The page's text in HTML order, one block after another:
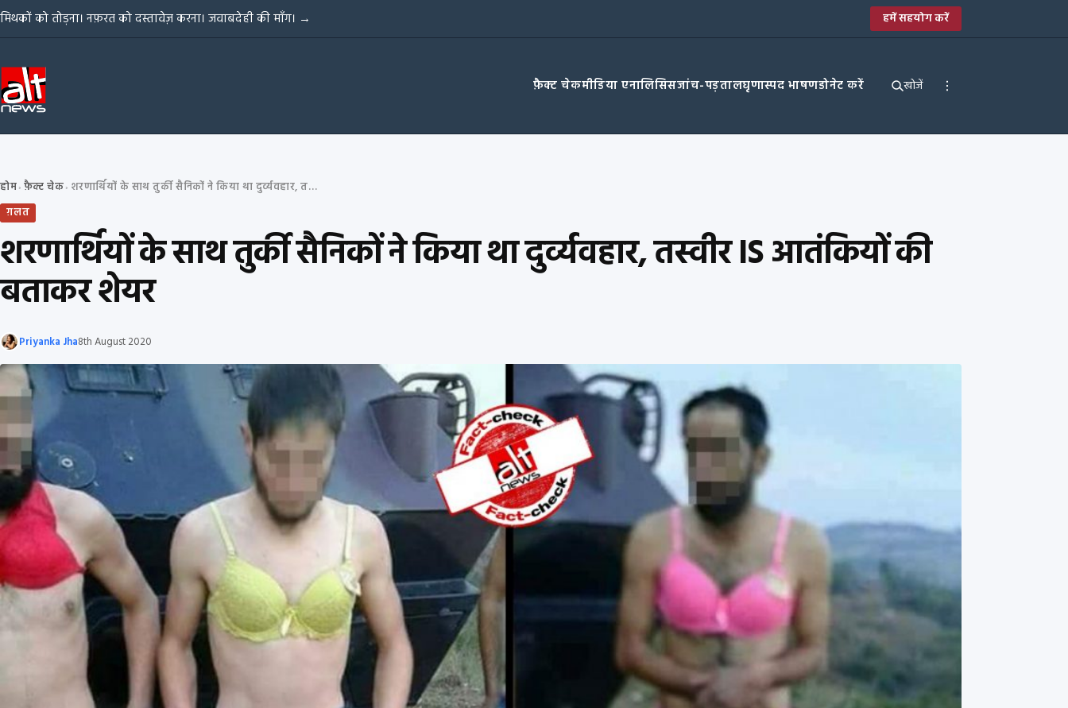
Skip to content
मिथकों को तोड़ना। नफ़रत को दस्तावेज़ करना। जवाबदेही की माँग। → हमें सहयोग करें
फ़ैक्ट चेकमीडिया एनालिसिसजांच-पड़तालघृणास्पद भाषणडोनेट करें खोजें
होम› फ़ैक्ट चेक›
शरणार्थियों के साथ तुर्की सैनिकों ने किया था दुर्व्यवहार, तस्वीर IS आतंकियों की बताकर शेयर
ग़लत
शरणार्थियों के साथ तुर्की सैनिकों ने किया था दुर्व्यवहार, तस्वीर IS आतंकियों की
बताकर शेयर
Priyanka Jha8th August 2020